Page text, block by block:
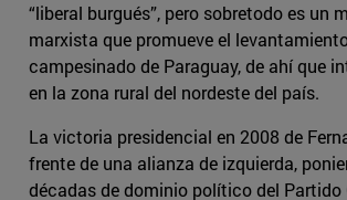
“liberal burgués”, pero sobretodo es un
marxista que promueve el
campesinado de Paraguay, de ahí que
en la zona rural del nordeste del país.
La victoria presidencial en 2008 de
frente de una alianza de izquierda,
décadas de dominio político del Partido